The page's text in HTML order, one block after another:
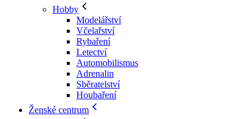
Hobby
Modelářství
Včelařství
Rybaření
Letectví
Automobilismus
Adrenalin
Sběratelství
Houbaření
Ženské centrum